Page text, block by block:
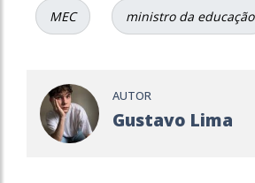
MEC ministro da educação
AUTOR
Gustavo Lima